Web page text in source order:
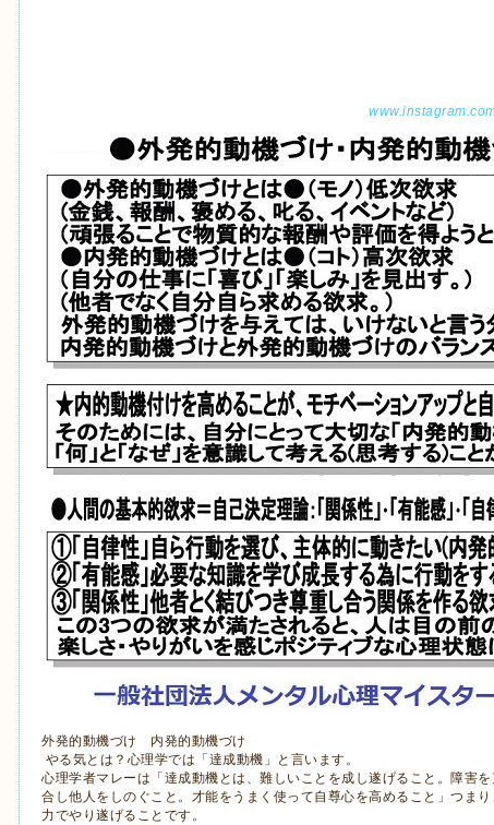
外発的動機づけ 内発的動機づけ
やる気とは？心理学では「達成動機」と言います。
心理学者マレーは「達成動機とは、難しいことを成し遂げること。障害
合し他人をしのぐこと。才能をうまく使って自尊心を高めること」つま
力でやり遂げることです。